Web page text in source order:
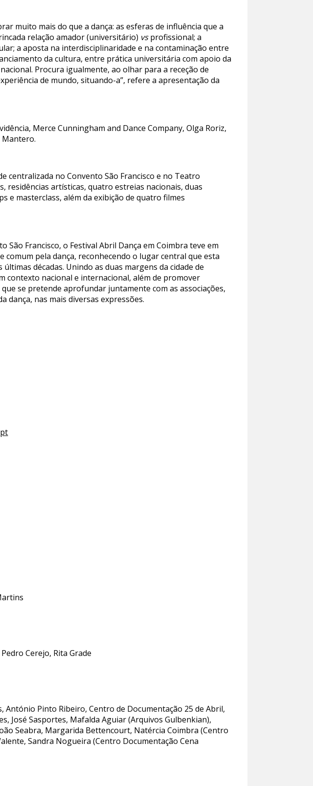
muito mais do que a dança: as esferas de influência que a
relação amador (universitário) vsprofissional; a
a aposta na interdisciplinaridade e na contaminação entre
da cultura, entre prática universitária com apoio da
Procura igualmente, ao olhar para a receção de
de mundo, situando-a”, refere a apresentação da
Merce Cunningham and Dance Company, Olga Roriz,
Mantero.
centralizada no Convento São Francisco e no Teatro
residências artísticas, quatro estreias nacionais, duas
e masterclass, além da exibição de quatro filmes
Francisco, o Festival Abril Dança em Coimbra teve em
pela dança, reconhecendo o lugar central que esta
décadas. Unindo as duas margens da cidade de
contexto nacional e internacional, além de promover
se pretende aprofundar juntamente com as associações,
dança, nas mais diversas expressões.
Cerejo, Rita Grade
Pinto Ribeiro, Centro de Documentação 25 de Abril,
José Sasportes, Mafalda Aguiar (Arquivos Gulbenkian),
Seabra, Margarida Bettencourt, Natércia Coimbra (Centro
Sandra Nogueira (Centro Documentação Cena